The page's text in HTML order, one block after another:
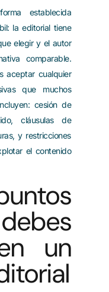
establecida
la editorial tiene
elegir y el autor
comparable.
aceptar cualquier
que muchos
cesión de
cláusulas de
y restricciones
el contenido
un